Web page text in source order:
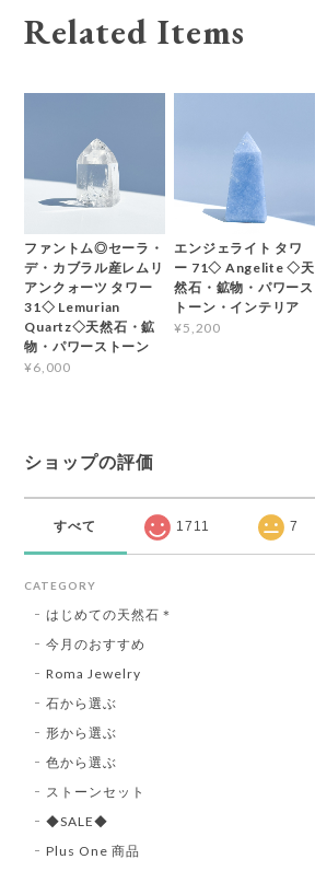
Related Items
ファントム◎セーラ・
デ・カブラル産レムリ
アンクォーツ タワー
31◇ Lemurian
Quartz◇天然石・鉱
物・パワーストーン
¥6,000
エンジェライト タワ
ー 71◇ Angelite ◇天
然石・鉱物・パワース
トーン・インテリア
¥5,200
ショップの評価
すべて 1711 7
CATEGORY
はじめての天然石＊
今月のおすすめ
Roma Jewelry
石から選ぶ
形から選ぶ
色から選ぶ
ストーンセット
◆SALE◆
Plus One 商品